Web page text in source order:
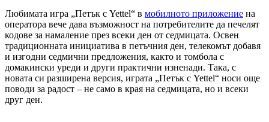
Любимата игра „Петък с Yettel“ в мобилното приложение на
оператора вече дава възможност на потребителите да печелят
кодове за намаление през всеки ден от седмицата. Освен
традиционната инициатива в петъчния ден, телекомът добавя
и изгодни седмични предложения, както и томбола с
домакински уреди и други практични изненади. Така, с
новата си разширена версия, играта „Петък с Yettel“ носи още
поводи за радост – не само в края на седмицата, но и всеки
друг ден.